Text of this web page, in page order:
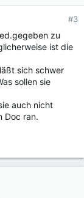
#3
zu
ist die
sich schwer
sollen sie
auch nicht
Doc ran.